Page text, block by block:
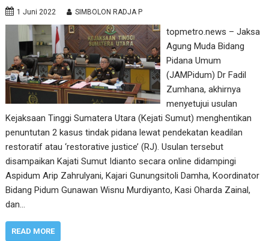
1 Juni 2022 SIMBOLON RADJA P
topmetro.news – Jaksa
Agung Muda Bidang
Pidana Umum
(JAMPidum) Dr Fadil
Zumhana, akhirnya
menyetujui usulan
Kejaksaan Tinggi Sumatera Utara (Kejati Sumut) menghentikan
penuntutan 2 kasus tindak pidana lewat pendekatan keadilan
restoratif atau ‘restorative justice’ (RJ). Usulan tersebut
disampaikan Kajati Sumut Idianto secara online didampingi
Aspidum Arip Zahrulyani, Kajari Gunungsitoli Damha, Koordinator
Bidang Pidum Gunawan Wisnu Murdiyanto, Kasi Oharda Zainal,
dan…
READ MORE